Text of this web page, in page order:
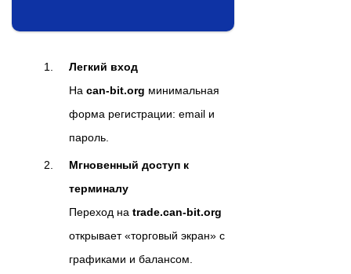
Легкий вход
На can‑bit.org минимальная
форма регистрации: email и
пароль.
Мгновенный доступ к
терминалу
Переход на trade.can‑bit.org
открывает «торговый экран» с
графиками и балансом.